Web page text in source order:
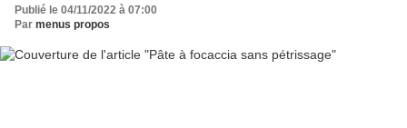
Publié le 04/11/2022 à 07:00
Par menus propos